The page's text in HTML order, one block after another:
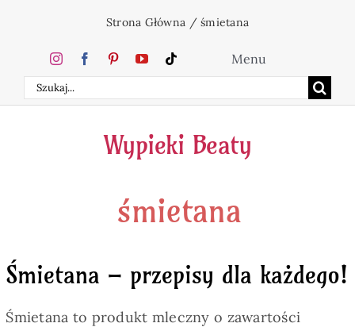
zawartości
Strona Główna /śmietana
Szukaj
Menu
Home
Ciasta
Desery
Napoje
Wypieki Beaty
śmietana
Śmietana – przepisy dla każdego!
Śmietana to produkt mleczny o zawartości